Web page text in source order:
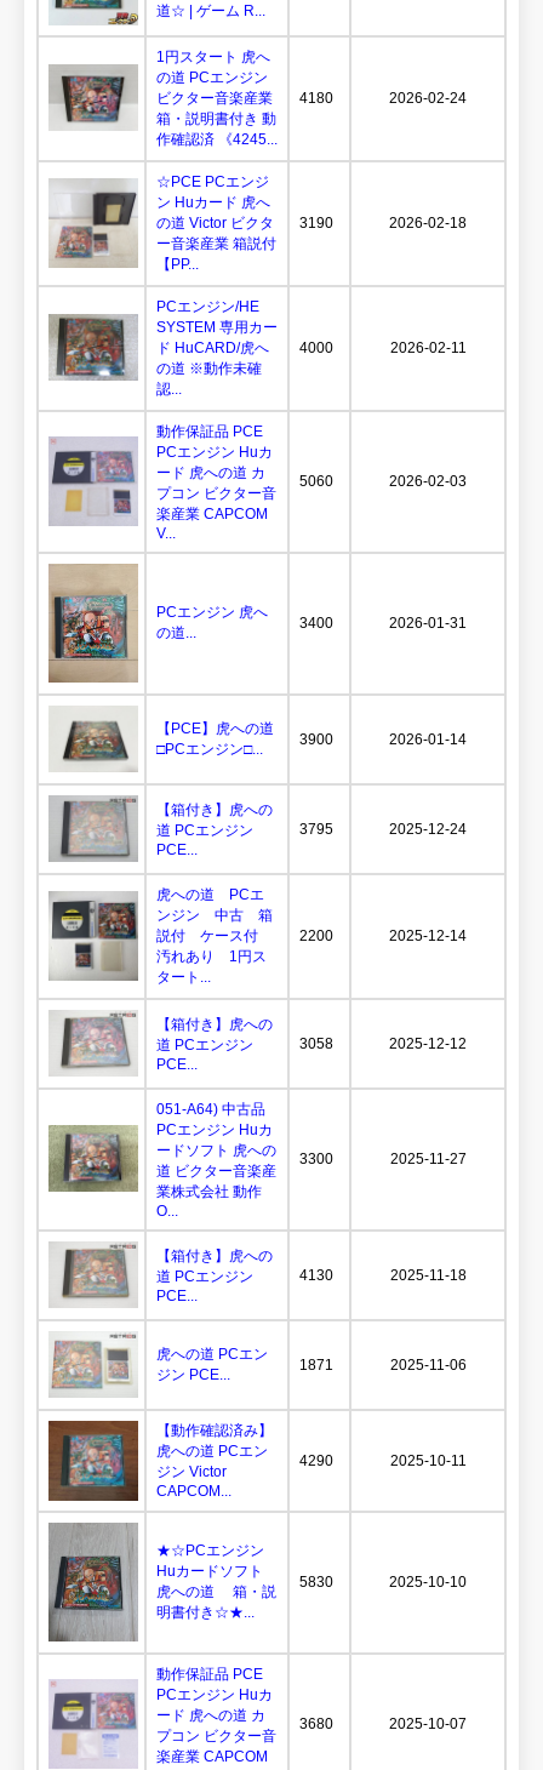
道☆ | ゲーム R...
1円スタート 虎へ
の道 PCエンジン
ビクター音楽産業
箱・説明書付き 動
作確認済 《4245...
4180 2026-02-24
☆PCE PCエンジ
ン Huカード 虎へ
の道 Victor ビクタ
ー音楽産業 箱説付
【PP...
3190 2026-02-18
PCエンジン/HE
SYSTEM 専用カー
ド HuCARD/虎へ
の道 ※動作未確
認...
4000 2026-02-11
動作保証品 PCE
PCエンジン Huカ
ード 虎への道 カ
プコン ビクター音
楽産業 CAPCOM
V...
5060 2026-02-03
PCエンジン 虎へ
の道...
3400 2026-01-31
【PCE】虎への道
□PCエンジン□...
3900 2026-01-14
【箱付き】虎への
道 PCエンジン
PCE...
3795 2025-12-24
虎への道 PCエ
ンジン 中古 箱
説付 ケース付
汚れあり 1円ス
タート...
2200 2025-12-14
【箱付き】虎への
道 PCエンジン
PCE...
3058 2025-12-12
051-A64) 中古品
PCエンジン Huカ
ードソフト 虎への
道 ビクター音楽産
業株式会社 動作
O...
3300 2025-11-27
【箱付き】虎への
道 PCエンジン
PCE...
4130 2025-11-18
虎への道 PCエン
ジン PCE...
1871 2025-11-06
【動作確認済み】
虎への道 PCエン
ジン Victor
CAPCOM...
4290 2025-10-11
★☆PCエンジン
Huカードソフト
虎への道 箱・説
明書付き☆★...
5830 2025-10-10
動作保証品 PCE
PCエンジン Huカ
ード 虎への道 カ
プコン ビクター音
楽産業 CAPCOM
3680 2025-10-07